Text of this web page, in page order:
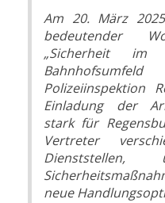
Am 20. März
bedeutender
„Sicherheit
Polizeiinspektion
Einladung der
stark für
Vertreter
neue